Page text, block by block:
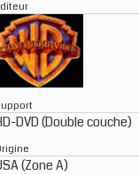
DVD (Double couche)
(Zone A)